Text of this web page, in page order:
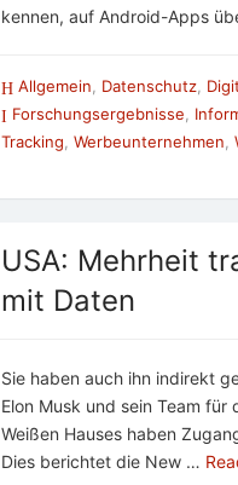
kennen, auf Android-Apps
Allgemein Datenschutz
Forschungsergebnisse
Tracking, Werbeunternehmen,
USA: Mehrheit
mit Daten
Sie haben auch ihn indirekt
Elon Musk und sein Team
Weißen Hauses haben
Dies berichtet die New …